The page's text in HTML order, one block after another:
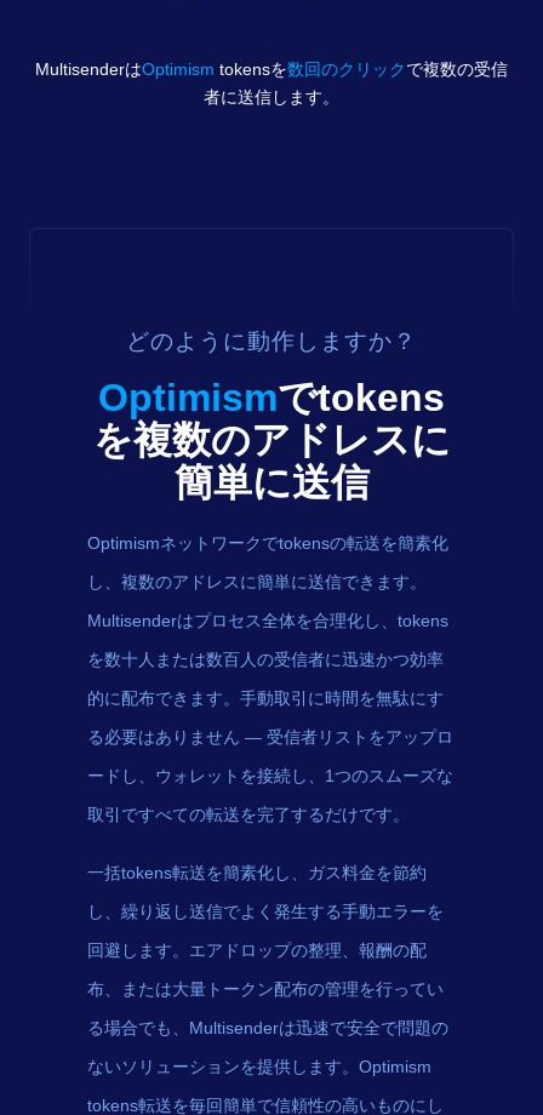
MultisenderはOptimism tokensを数回のクリックで複数の受信
者に送信します。
どのように動作しますか？
Optimismでtokens
を複数のアドレスに
簡単に送信
Optimismネットワークでtokensの転送を簡素化
し、複数のアドレスに簡単に送信できます。
Multisenderはプロセス全体を合理化し、tokens
を数十人または数百人の受信者に迅速かつ効率
的に配布できます。手動取引に時間を無駄にす
る必要はありません — 受信者リストをアップロ
ードし、ウォレットを接続し、1つのスムーズな
取引ですべての転送を完了するだけです。
一括tokens転送を簡素化し、ガス料金を節約
し、繰り返し送信でよく発生する手動エラーを
回避します。エアドロップの整理、報酬の配
布、または大量トークン配布の管理を行ってい
る場合でも、Multisenderは迅速で安全で問題の
ないソリューションを提供します。Optimism
tokens転送を毎回簡単で信頼性の高いものにし